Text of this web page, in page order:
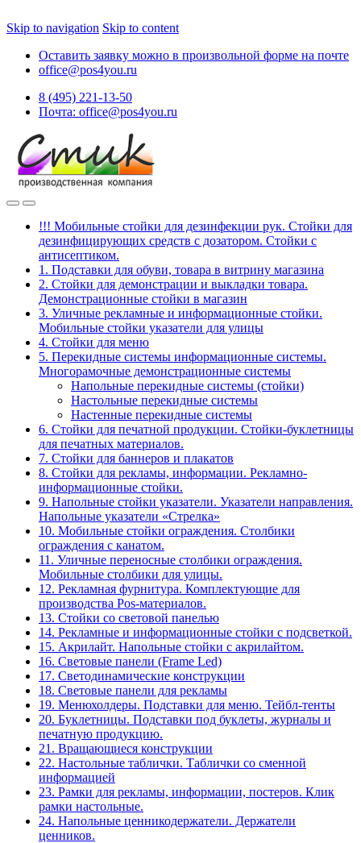
Skip to navigation Skip to content
Оставить заявку можно в произвольной форме на почте
office@pos4you.ru
8 (495) 221-13-50
Почта: office@pos4you.ru
!!! Мобильные стойки для дезинфекции рук. Стойки для
дезинфицирующих средств с дозатором. Стойки с
антисептиком.
1. Подставки для обуви, товара в витрину магазина
2. Стойки для демонстрации и выкладки товара.
Демонстрационные стойки в магазин
3. Уличные рекламные и информационные стойки.
Мобильные стойки указатели для улицы
4. Стойки для меню
5. Перекидные системы информационные системы.
Многорамочные демонстрационные системы
Напольные перекидные системы (стойки)
Настольные перекидные системы
Настенные перекидные системы
6. Стойки для печатной продукции. Стойки-буклетницы
для печатных материалов.
7. Стойки для баннеров и плакатов
8. Стойки для рекламы, информации. Рекламно-
информационные стойки.
9. Напольные стойки указатели. Указатели направления.
Напольные указатели «Стрелка»
10. Мобильные стойки ограждения. Столбики
ограждения с канатом.
11. Уличные переносные столбики ограждения.
Мобильные столбики для улицы.
12. Рекламная фурнитура. Комплектующие для
производства Pos-материалов.
13. Стойки со световой панелью
14. Рекламные и информационные стойки с подсветкой.
15. Акрилайт. Напольные стойки с акрилайтом.
16. Световые панели (Frame Led)
17. Светодинамические конструкции
18. Световые панели для рекламы
19. Менюхолдеры. Подставки для меню. Тейбл-тенты
20. Буклетницы. Подставки под буклеты, журналы и
печатную продукцию.
21. Вращающиеся конструкции
22. Настольные таблички. Таблички со сменной
информацией
23. Рамки для рекламы, информации, постеров. Клик
рамки настольные.
24. Напольные ценникодержатели. Держатели
ценников.